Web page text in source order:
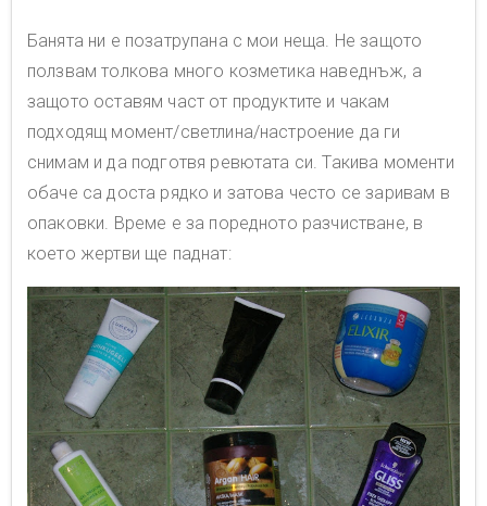
Банята ни е позатрупана с мои неща. Не защото
ползвам толкова много козметика наведнъж, а
защото оставям част от продуктите и чакам
подходящ момент/светлина/настроение да ги
снимам и да подготвя ревютата си. Такива моменти
обаче са доста рядко и затова често се заривам в
опаковки. Време е за поредното разчистване, в
което жертви ще паднат: